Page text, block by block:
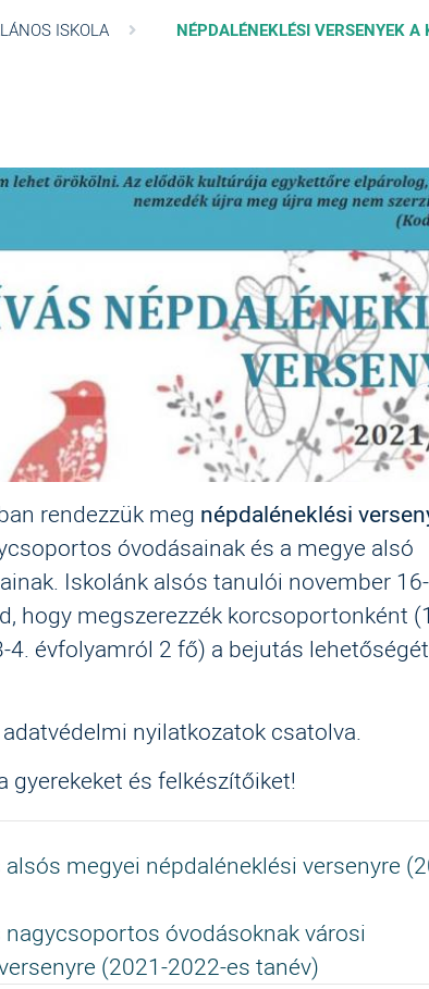
ISKOLA NÉPDALÉNEKLÉSI VERSENYEK
rendezzük meg népdaléneklési
óvodásainak és a megye alsó
Iskolánk alsós tanulói november
hogy megszerezzék korcsoportonként
4. évfolyamról 2 fő) a bejutás
nyilatkozatok csatolva.
gyerekeket és felkészítőiket!
megyei népdaléneklési versenyre
óvodásoknak városi
(2021-2022-es tanév)